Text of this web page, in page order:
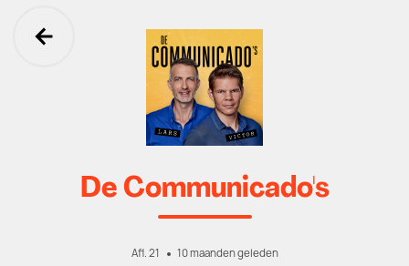
Ga terug
De Communicado's
Afl. 21 10 maanden geleden